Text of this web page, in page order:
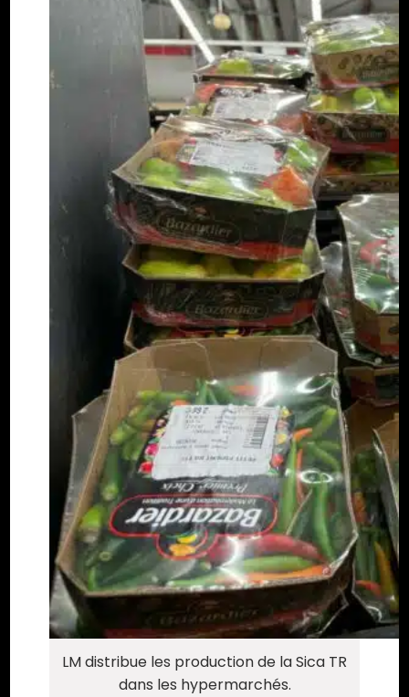
LM distribue les production de la Sica TR
dans les hypermarchés.